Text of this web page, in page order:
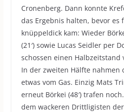
Cronenberg. Dann konnte
das Ergebnis halten, bevor es
knüppeldick kam: Wieder
(21′) sowie Lucas Seidler per
schossen einen Halbzeitstand
In der zweiten Hälfte nahmen
etwas vom Gas. Einzig Mats
erneut Börkei (48′) trafen
dem wackeren Drittligisten